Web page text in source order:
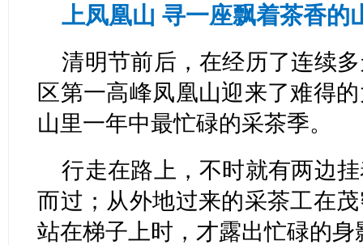
上凤凰山 寻一座飘着茶香的
清明节前后，在经历了连续
区第一高峰凤凰山迎来了难得
山里一年中最忙碌的采茶季。
行走在路上，不时就有两边
而过；从外地过来的采茶工在
站在梯子上时，才露出忙碌的身